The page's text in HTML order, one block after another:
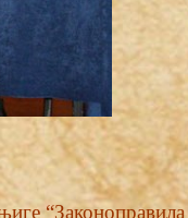
“Законоправила